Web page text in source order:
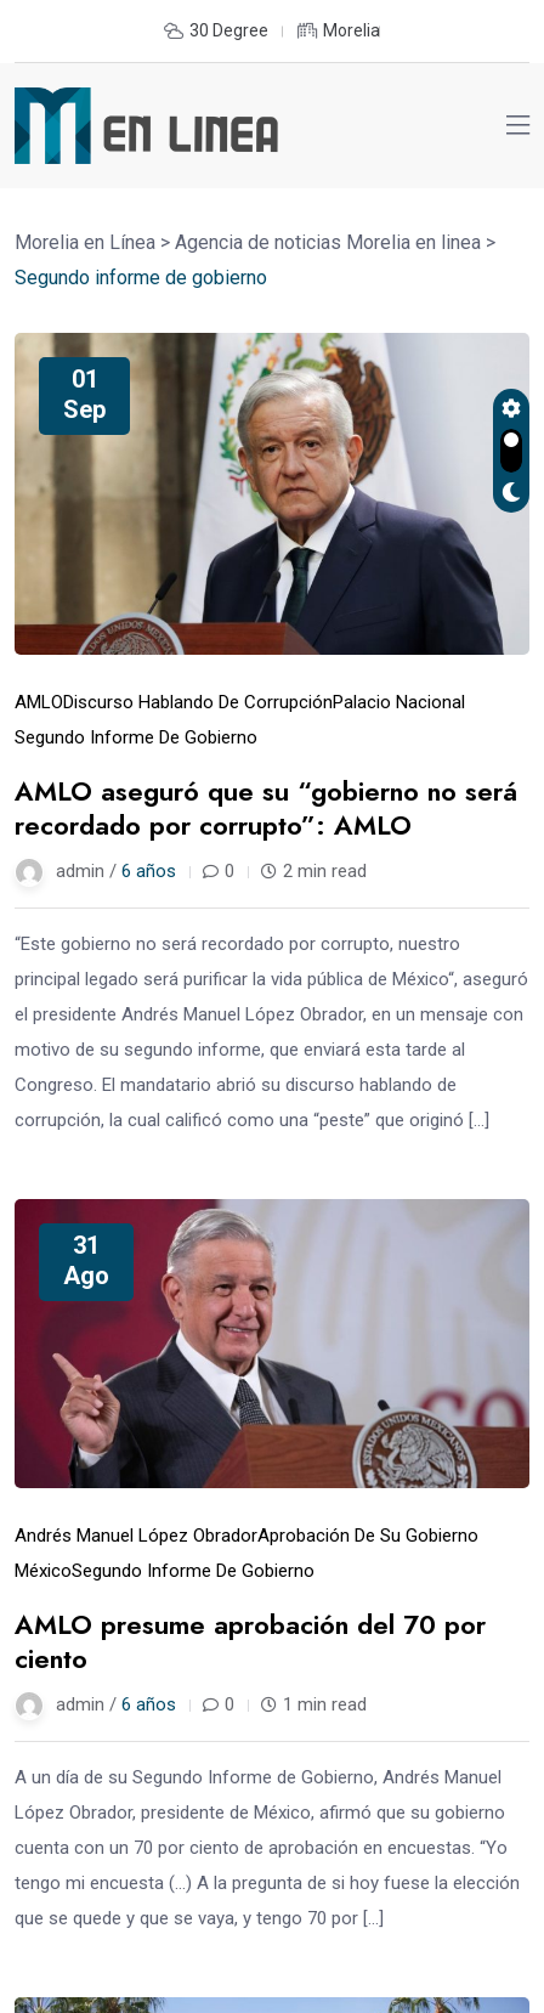
30 Degree Morelia
Morelia en Línea > Agencia de noticias Morelia en linea >
Segundo informe de gobierno
01
Sep
AMLODiscurso Hablando De CorrupciónPalacio Nacional
Segundo Informe De Gobierno
AMLO aseguró que su “gobierno no será
recordado por corrupto”: AMLO
admin / 6 años 0 2 min read
“Este gobierno no será recordado por corrupto, nuestro
principal legado será purificar la vida pública de México“, aseguró
el presidente Andrés Manuel López Obrador, en un mensaje con
motivo de su segundo informe, que enviará esta tarde al
Congreso. El mandatario abrió su discurso hablando de
corrupción, la cual calificó como una “peste” que originó […]
31
Ago
Andrés Manuel López ObradorAprobación De Su Gobierno
MéxicoSegundo Informe De Gobierno
AMLO presume aprobación del 70 por
ciento
admin / 6 años 0 1 min read
A un día de su Segundo Informe de Gobierno, Andrés Manuel
López Obrador, presidente de México, afirmó que su gobierno
cuenta con un 70 por ciento de aprobación en encuestas. “Yo
tengo mi encuesta (…) A la pregunta de si hoy fuese la elección
que se quede y que se vaya, y tengo 70 por […]